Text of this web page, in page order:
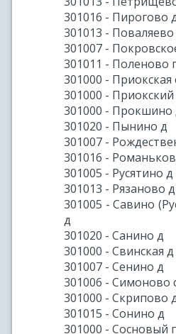
301016 - Пирогово
301013 - Поваляево
301007 -
301011 - Поленово
301000 - Приокская
301000 - Приокский
301000 - Прокшино
301020 - Пынино д
301007 -
301016 -
301005 - Русятино д
301013 - Рязаново д
301005 - Савино
д
301020 - Санино д
301000 - Свинская д
301007 - Сенино д
301006 - Симоново
301000 - Скрипово
301015 - Сонино д
301000 - Сосновый